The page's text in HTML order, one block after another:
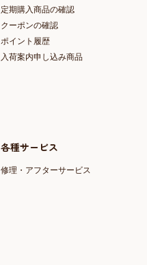
定期購入商品の確認
クーポンの確認
ポイント履歴
入荷案内申し込み商品
各種サービス
修理・アフターサービス